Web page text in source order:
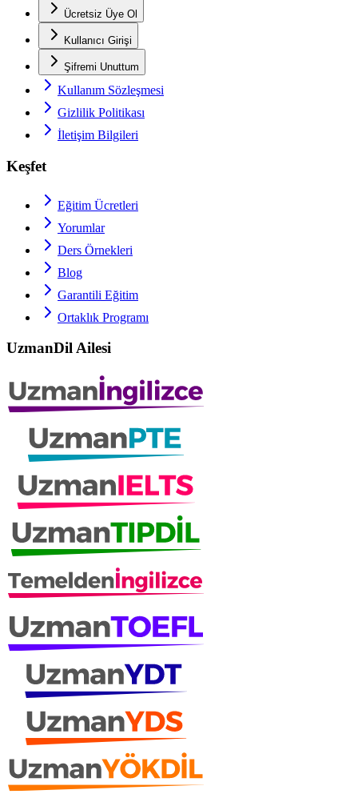
Ücretsiz Üye Ol
Kullanıcı Girişi
Şifremi Unuttum
Kullanım Sözleşmesi
Gizlilik Politikası
İletişim Bilgileri
Keşfet
Eğitim Ücretleri
Yorumlar
Ders Örnekleri
Blog
Garantili Eğitim
Ortaklık Programı
UzmanDil Ailesi